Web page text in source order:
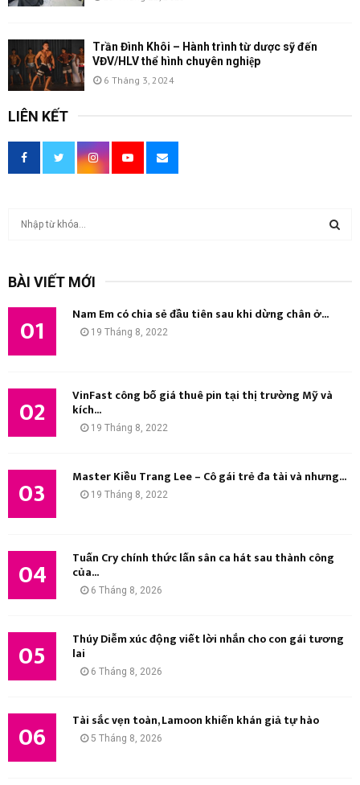
Trần Đình Khôi – Hành trình từ dược sỹ đến
VĐV/HLV thể hình chuyên nghiệp
6 Tháng 3, 2024
LIÊN KẾT
BÀI VIẾT MỚI
01 Nam Em có chia sẻ đầu tiên sau khi dừng chân ở...
19 Tháng 8, 2022
02 VinFast công bố giá thuê pin tại thị trường Mỹ và
kích...
19 Tháng 8, 2022
03 Master Kiều Trang Lee – Cô gái trẻ đa tài và nhưng...
19 Tháng 8, 2022
04 Tuấn Cry chính thức lấn sân ca hát sau thành công
của...
6 Tháng 8, 2026
05 Thúy Diễm xúc động viết lời nhắn cho con gái tương
lai
6 Tháng 8, 2026
06 Tài sắc vẹn toàn, Lamoon khiến khán giả tự hào
5 Tháng 8, 2026